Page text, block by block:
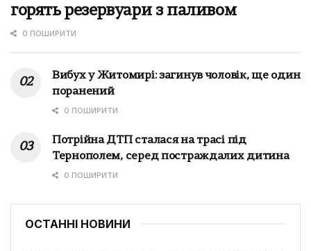
горять резервуари з паливом
0 ПОШИРИТИ
Вибух у Житомирі: загинув чоловік, ще один
поранений
0 ПОШИРИТИ
Потрійна ДТП сталася на трасі під
Тернополем, серед постраждалих дитина
0 ПОШИРИТИ
ОСТАННІ НОВИНИ